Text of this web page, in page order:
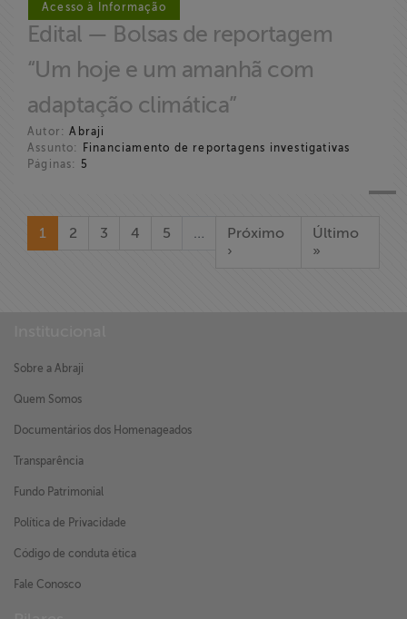
Acesso à Informação
Edital — Bolsas de reportagem
“Um hoje e um amanhã com
adaptação climática”
Autor: Abraji
Assunto:
Financiamento de reportagens investigativas
Páginas:
5
1 2 3 4 5 …
Próximo
›
Último
»
Sobre a Abraji
Quem Somos
Documentários dos Homenageados
Transparência
Fundo Patrimonial
Política de Privacidade
Código de conduta ética
Fale Conosco